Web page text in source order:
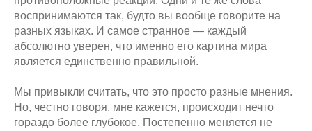
воспринимаются так, будто вы вообще говорите на
разных языках. И самое странное — каждый
абсолютно уверен, что именно его картина мира
является единственно правильной.
Мы привыкли считать, что это просто разные мнения.
Но, честно говоря, мне кажется, происходит нечто
гораздо более глубокое. Постепенно меняется не